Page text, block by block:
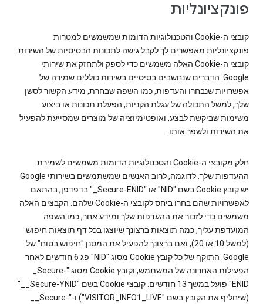
פונקציונליות
קובצי ה-Cookie והטכנולוגיות הדומות שמשמשים למטרות
פונקציונליות מאפשרים לך לקבל גישה לתכונות הבסיסיות של השירות.
קובצי ה-Cookie האלה משמשים כדי לספק ולתחזק את שירותי
Google. הדברים שנחשבים בסיסיים בשירות כוללים שמירה של
אפשרויות שנבחרו והעדפות, כמו השפה שבחרת, מידע הקשור לסשן
שלך, למשל התכולה של עגלת הקניות, הפעלת תכונות או ביצוע
משימות שביקשת לבצע, ואופטימיזציה של מוצרים שמסייעת להפעיל
את השירות ולשפר אותו.
חלק מקובצי ה-Cookie והטכנולוגיות הדומות משמשים לשמירת
ההעדפות שלך. לדוגמה, לרוב האנשים שמשתמשים בשירותי Google
יש קובץ Cookie בשם "NID" או "‎_Secure-ENID" בדפדפן, בהתאם
לאפשרויות שהם בחרו ביחס לקובצי ה-Cookie שלהם. הקבצים האלה
משמשים כדי לזכור את ההעדפות שלך ומידע אחר, כמו השפה
המועדפת עליך, כמה תוצאות ברצונך שיוצגו בכל דף תוצאות חיפוש
(למשל 10 או 20), ואם ברצונך להפעיל את המסנן "חיפוש בטוח" של
Google. התוקף של כל קובץ Cookie מסוג "NID" פג 6 חודשים לאחר
הפעילות האחרונה של המשתמש, וקובץ Cookie מסוג "‎_Secure-
ENID" פועל במשך 13 חודשים. קובצי Cookie בשם "‎__Secure-YNID"
(שיחליף את הקובץ בשם "VISITOR_INFO1_LIVE") ו-"‎__Secure-